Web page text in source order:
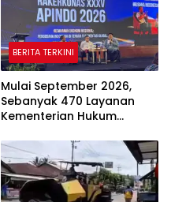
BERITA TERKINI
Mulai September 2026,
Sebanyak 470 Layanan
Kementerian Hukum
Sistem Digital